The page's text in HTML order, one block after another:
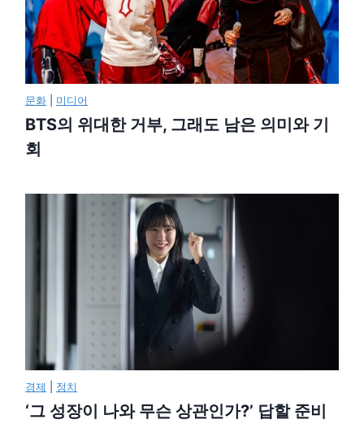
문화 미디어
BTS의 위대한 거부, 그래도 남은 의미와 기
회
경제 정치
‘그 성장이 나와 무슨 상관인가?’ 답할 준비